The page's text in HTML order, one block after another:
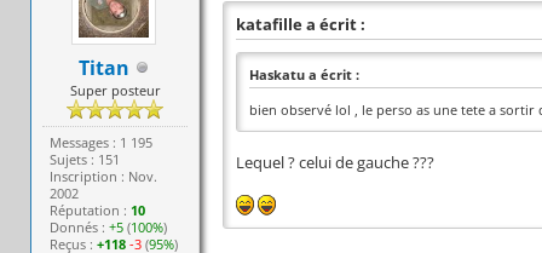
Titan
Super posteur
Messages : 1 195
Sujets : 151
Inscription : Nov.
2002
Réputation : 10
Donnés :+5 (100%)
Reçus :+118 -3 (95%)
katafille a écrit :
Haskatu a écrit :
bien observé lol , le perso as une tete a
Lequel ? celui de gauche ???